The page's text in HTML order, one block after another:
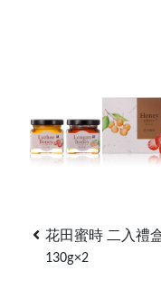
花田蜜時 二入禮
130g×2